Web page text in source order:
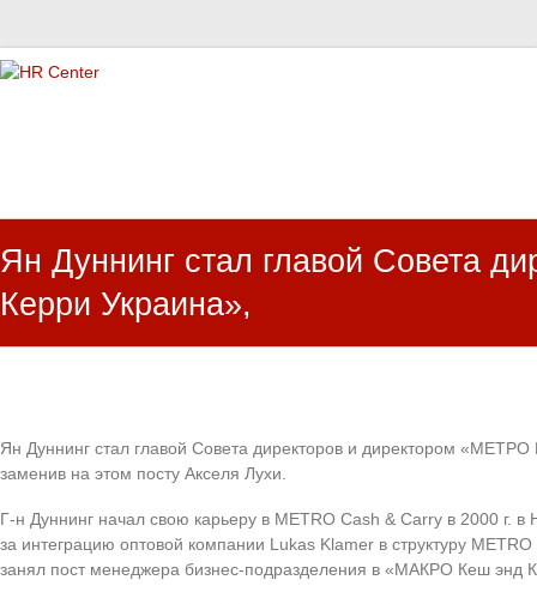
Ян Дуннинг стал главой Совета
Керри Украина»,
Ян Дуннинг стал главой Совета директоров и директором
заменив на этом посту Акселя Лухи.
Г-н Дуннинг начал свою карьеру в METRO Cash & Carry в 2000 г. в
за интеграцию оптовой компании Lukas Klamer в структуру
занял пост менеджера бизнес-подразделения в «МАКРО Кеш энд